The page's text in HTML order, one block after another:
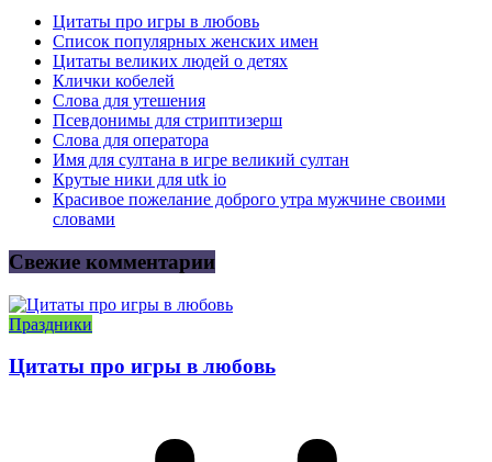
Цитаты про игры в любовь
Список популярных женских имен
Цитаты великих людей о детях
Клички кобелей
Слова для утешения
Псевдонимы для стриптизерш
Слова для оператора
Имя для султана в игре великий султан
Крутые ники для utk io
Красивое пожелание доброго утра мужчине своими
словами
Свежие комментарии
Праздники
Цитаты про игры в любовь